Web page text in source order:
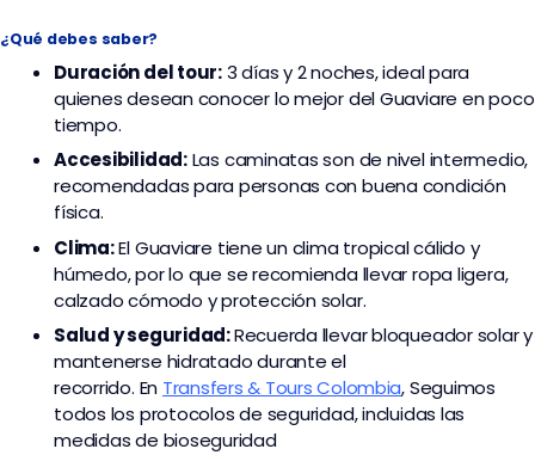
¿Qué debes saber?
Duración del tour:3 días y 2 noches, ideal para
quienes desean conocer lo mejor del Guaviare en poco
tiempo.
Accesibilidad:Las caminatas son de nivel intermedio,
recomendadas para personas con buena condición
física.
Clima:El Guaviare tiene un clima tropical cálido y
húmedo, por lo que se recomienda llevar ropa ligera,
calzado cómodo y protección solar.
Salud y seguridad:Recuerda llevar bloqueador solar y
mantenerse hidratado durante el
recorrido. En Transfers & Tours Colombia,Seguimos
todos los protocolos de seguridad, incluidas las
medidas de bioseguridad